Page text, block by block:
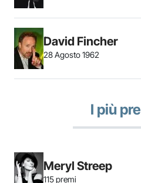
David Fincher
28 Agosto 1962
I più
Meryl Streep
115 premi